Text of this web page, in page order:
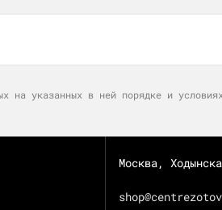
на указанных в ней порядке и условиях
Москва,